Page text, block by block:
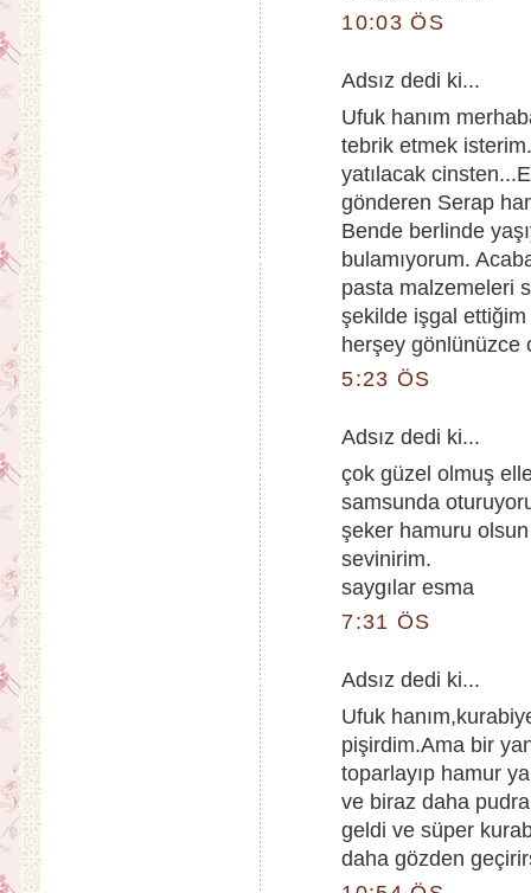
10:03 ÖS
Adsız dedi ki...
Ufuk hanım
tebrik etmek
yatılacak
gönderen Serap
Bende berlinde
bulamıyorum.
pasta malzemeleri
şekilde işgal
herşey gönlünüzce
5:23 ÖS
Adsız dedi ki...
çok güzel olmuş
samsunda
şeker hamuru olsun
sevinirim.
saygılar esma
7:31 ÖS
Adsız dedi ki...
Ufuk
pişirdim.Ama bir
toparlayıp hamur
ve biraz daha
geldi ve süper
daha gözden